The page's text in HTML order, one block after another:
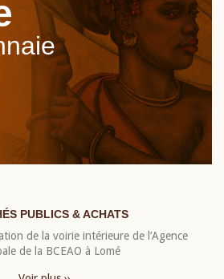
PUBLICS & ACHATS
de la voirie intérieure de l’Agence
de la BCEAO à Lomé